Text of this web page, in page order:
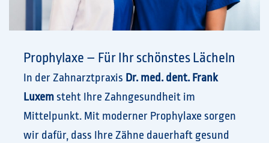
Prophylaxe – Für Ihr schönstes Lächeln
In der Zahnarztpraxis Dr. med. dent. Frank
Luxemsteht Ihre Zahngesundheit im
Mittelpunkt. Mit moderner Prophylaxe sorgen
wir dafür, dass Ihre Zähne dauerhaft gesund